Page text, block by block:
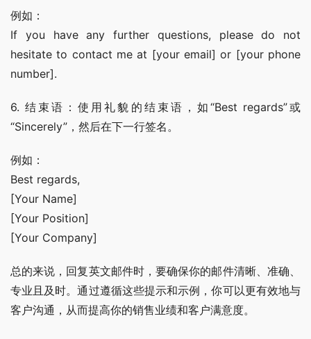
例如：
If you have any further questions, please do not
hesitate to contact me at [your email] or [your phone
number].
6. 结束语：使用礼貌的结束语，如“Best regards”或
“Sincerely”，然后在下一行签名。
例如：
Best regards,
[Your Name]
[Your Position]
[Your Company]
总的来说，回复英文邮件时，要确保你的邮件清晰、准确、
专业且及时。通过遵循这些提示和示例，你可以更有效地与
客户沟通，从而提高你的销售业绩和客户满意度。